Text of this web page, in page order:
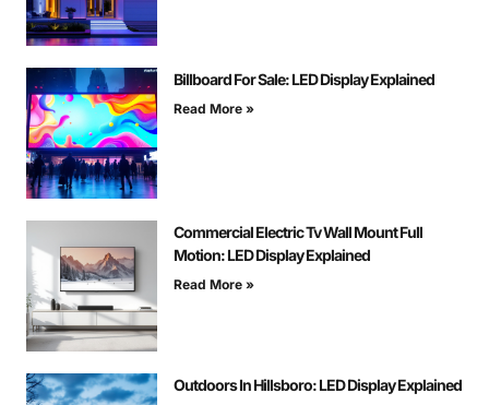
Billboard For Sale: LED Display Explained
Read More »
Commercial Electric Tv Wall Mount Full
Motion: LED Display Explained
Read More »
Outdoors In Hillsboro: LED Display Explained